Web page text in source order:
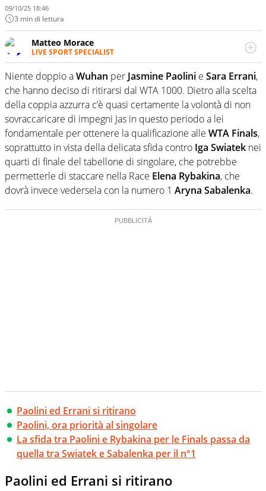
09/10/25 18:46
3 min di lettura
Matteo Morace
LIVE SPORT SPECIALIST
La multimedialità quale approccio personale e
professionale. Ama raccontare lo sport focalizzando ogni
attenzione sul tempo reale: la verità della dirette non
sono opinioni ma fatti
Niente doppio aWuhan per Jasmine Paolini e Sara Errani,
che hanno deciso di ritirarsi dal WTA 1000. Dietro alla scelta
della coppia azzurra c’è quasi certamente la volontà di non
sovraccaricare di impegni Jas in questo periodo a lei
fondamentale per ottenere la qualificazione alle WTA Finals,
soprattutto in vista della delicata sfida contro Iga Swiatek nei
quarti di finale del tabellone di singolare, che potrebbe
permetterle di staccare nella Race Elena Rybakina, che
dovrà invece vedersela con la numero 1 Aryna Sabalenka.
Paolini ed Errani si ritirano
Paolini, ora priorità al singolare
La sfida tra Paolini e Rybakina per le Finals passa da
quella tra Swiatek e Sabalenka per il n°1
Paolini ed Errani si ritirano